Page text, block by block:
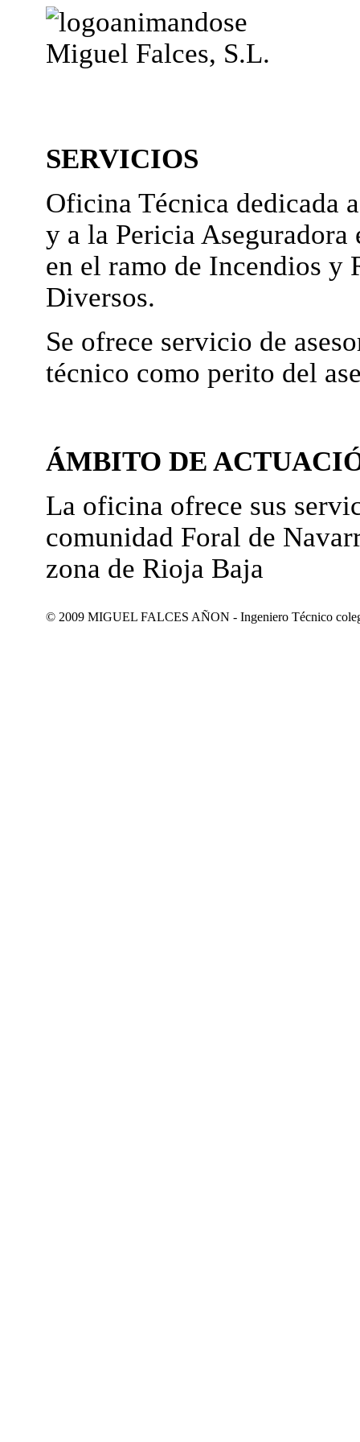
Miguel Falces, S.L.
SERVICIOS
Oficina Técnica dedicada
y a la Pericia Aseguradora
en el ramo de Incendios y
Diversos.
Se ofrece servicio de
técnico como perito del
ÁMBITO DE
La oficina ofrece sus
comunidad Foral de
zona de Rioja Baja
© 2009 MIGUEL FALCES AÑON - Ingeniero Técnico